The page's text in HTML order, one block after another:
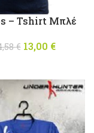
– Tshirt Μπλέ
€
Original
13,00 €
είναι: